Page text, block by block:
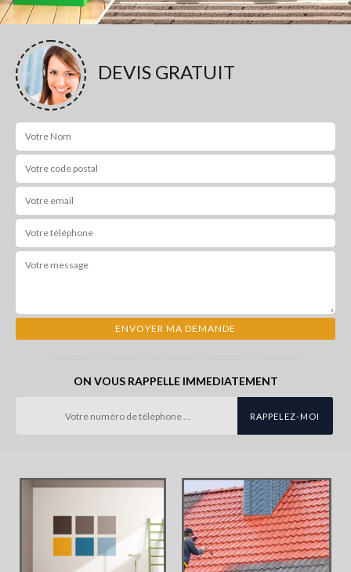
DEVIS GRATUIT
ON VOUS RAPPELLE IMMEDIATEMENT